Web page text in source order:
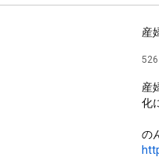
産
化